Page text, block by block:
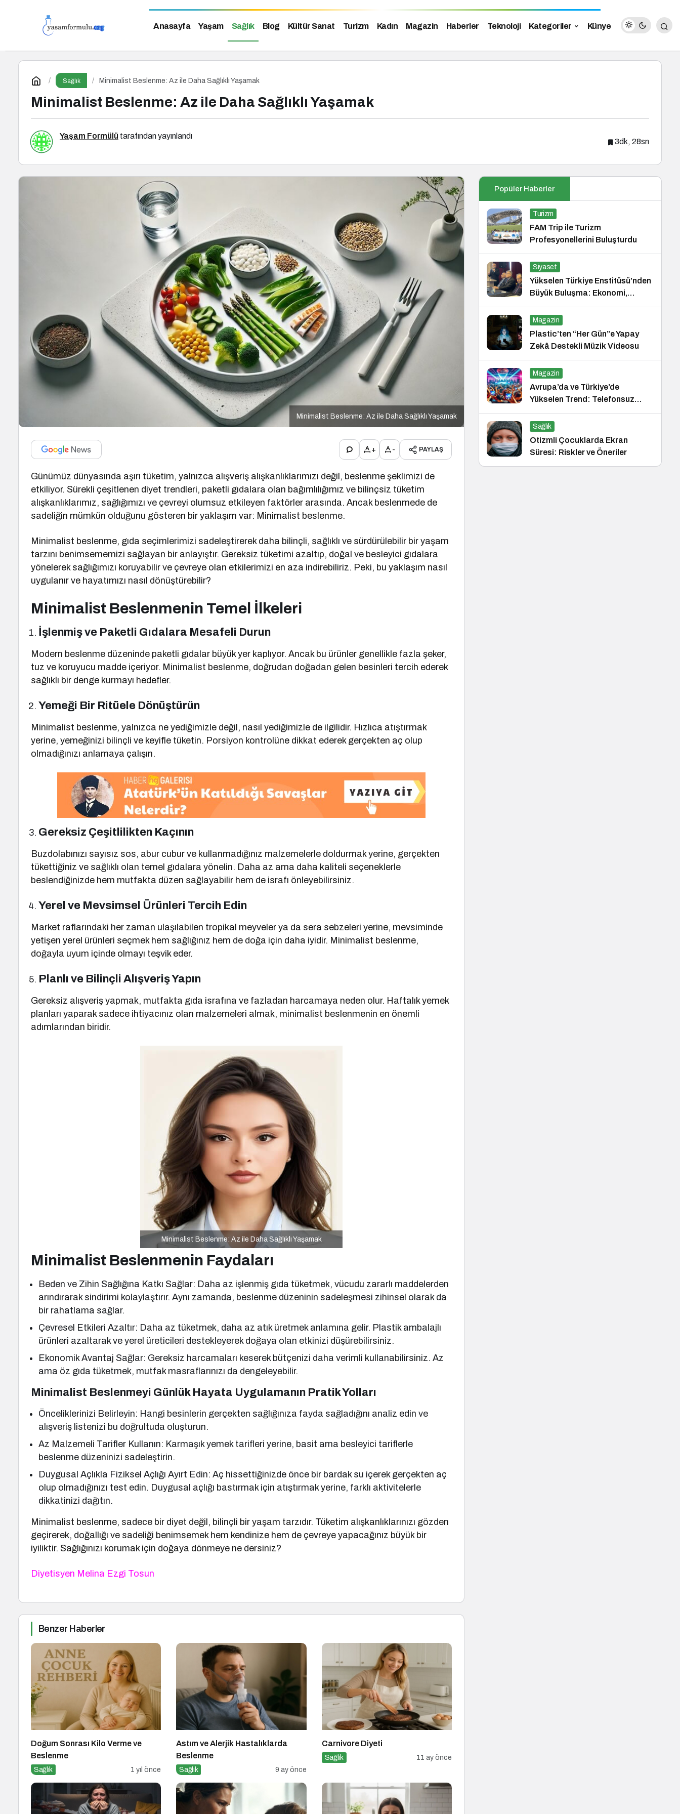
Anasayfa Yaşam Sağlık Blog Kültür Sanat Turizm Kadın Magazin Haberler Teknoloji Kategoriler Künye
Sağlık Minimalist Beslenme: Az ile Daha Sağlıklı Yaşamak
Minimalist Beslenme: Az ile Daha Sağlıklı Yaşamak
Yaşam Formülü tarafından yayınlandı
3dk, 28sn
Minimalist Beslenme: Az ile Daha Sağlıklı Yaşamak
+ - PAYLAŞ
Günümüz dünyasında aşırı tüketim, yalnızca alışveriş alışkanlıklarımızı değil, beslenme şeklimizi de
etkiliyor. Sürekli çeşitlenen diyet trendleri, paketli gıdalara olan bağımlılığımız ve bilinçsiz tüketim
alışkanlıklarımız, sağlığımızı ve çevreyi olumsuz etkileyen faktörler arasında. Ancak beslenmede de
sadeliğin mümkün olduğunu gösteren bir yaklaşım var: Minimalist beslenme.
Minimalist beslenme, gıda seçimlerimizi sadeleştirerek daha bilinçli, sağlıklı ve sürdürülebilir bir yaşam
tarzını benimsememizi sağlayan bir anlayıştır. Gereksiz tüketimi azaltıp, doğal ve besleyici gıdalara
yönelerek sağlığımızı koruyabilir ve çevreye olan etkilerimizi en aza indirebiliriz. Peki, bu yaklaşım nasıl
uygulanır ve hayatımızı nasıl dönüştürebilir?
Minimalist Beslenmenin Temel İlkeleri
İşlenmiş ve Paketli Gıdalara Mesafeli Durun
Modern beslenme düzeninde paketli gıdalar büyük yer kaplıyor. Ancak bu ürünler genellikle fazla şeker,
tuz ve koruyucu madde içeriyor. Minimalist beslenme, doğrudan doğadan gelen besinleri tercih ederek
sağlıklı bir denge kurmayı hedefler.
Yemeği Bir Ritüele Dönüştürün
Minimalist beslenme, yalnızca ne yediğimizle değil, nasıl yediğimizle de ilgilidir. Hızlıca atıştırmak
yerine, yemeğinizi bilinçli ve keyifle tüketin. Porsiyon kontrolüne dikkat ederek gerçekten aç olup
olmadığınızı anlamaya çalışın.
Gereksiz Çeşitlilikten Kaçının
Buzdolabınızı sayısız sos, abur cubur ve kullanmadığınız malzemelerle doldurmak yerine, gerçekten
tükettiğiniz ve sağlıklı olan temel gıdalara yönelin. Daha az ama daha kaliteli seçeneklerle
beslendiğinizde hem mutfakta düzen sağlayabilir hem de israfı önleyebilirsiniz.
Yerel ve Mevsimsel Ürünleri Tercih Edin
Market raflarındaki her zaman ulaşılabilen tropikal meyveler ya da sera sebzeleri yerine, mevsiminde
yetişen yerel ürünleri seçmek hem sağlığınız hem de doğa için daha iyidir. Minimalist beslenme,
doğayla uyum içinde olmayı teşvik eder.
Planlı ve Bilinçli Alışveriş Yapın
Gereksiz alışveriş yapmak, mutfakta gıda israfına ve fazladan harcamaya neden olur. Haftalık yemek
planları yaparak sadece ihtiyacınız olan malzemeleri almak, minimalist beslenmenin en önemli
adımlarından biridir.
Minimalist Beslenme: Az ile Daha Sağlıklı Yaşamak
Minimalist Beslenmenin Faydaları
Beden ve Zihin Sağlığına Katkı Sağlar: Daha az işlenmiş gıda tüketmek, vücudu zararlı maddelerden
arındırarak sindirimi kolaylaştırır. Aynı zamanda, beslenme düzeninin sadeleşmesi zihinsel olarak da
bir rahatlama sağlar.
Çevresel Etkileri Azaltır: Daha az tüketmek, daha az atık üretmek anlamına gelir. Plastik ambalajlı
ürünleri azaltarak ve yerel üreticileri destekleyerek doğaya olan etkinizi düşürebilirsiniz.
Ekonomik Avantaj Sağlar: Gereksiz harcamaları keserek bütçenizi daha verimli kullanabilirsiniz. Az
ama öz gıda tüketmek, mutfak masraflarınızı da dengeleyebilir.
Minimalist Beslenmeyi Günlük Hayata Uygulamanın Pratik Yolları
Önceliklerinizi Belirleyin: Hangi besinlerin gerçekten sağlığınıza fayda sağladığını analiz edin ve
alışveriş listenizi bu doğrultuda oluşturun.
Az Malzemeli Tarifler Kullanın: Karmaşık yemek tarifleri yerine, basit ama besleyici tariflerle
beslenme düzeninizi sadeleştirin.
Duygusal Açlıkla Fiziksel Açlığı Ayırt Edin: Aç hissettiğinizde önce bir bardak su içerek gerçekten aç
olup olmadığınızı test edin. Duygusal açlığı bastırmak için atıştırmak yerine, farklı aktivitelerle
dikkatinizi dağıtın.
Minimalist beslenme, sadece bir diyet değil, bilinçli bir yaşam tarzıdır. Tüketim alışkanlıklarınızı gözden
geçirerek, doğallığı ve sadeliği benimsemek hem kendinize hem de çevreye yapacağınız büyük bir
iyiliktir. Sağlığınızı korumak için doğaya dönmeye ne dersiniz?
Diyetisyen Melina Ezgi Tosun
Benzer Haberler
Doğum Sonrası Kilo Verme ve
Beslenme
Sağlık 1 yıl önce
Astım ve Alerjik Hastalıklarda
Beslenme
Sağlık 9 ay önce
Carnivore Diyeti
Sağlık 11 ay önce
Popüler Haberler
Turizm
FAM Trip ile Turizm
Profesyonellerini Buluşturdu
Siyaset
Yükselen Türkiye Enstitüsü’nden
Büyük Buluşma: Ekonomi,
Güvenlik Politikaları ve Hukuk
Konferansı
Magazin
Plastic’ten “Her Gün”e Yapay
Zekâ Destekli Müzik Videosu
Magazin
Avrupa’da ve Türkiye’de
Yükselen Trend: Telefonsuz
Gece Kulüpleri
Sağlık
Otizmli Çocuklarda Ekran
Süresi: Riskler ve Öneriler